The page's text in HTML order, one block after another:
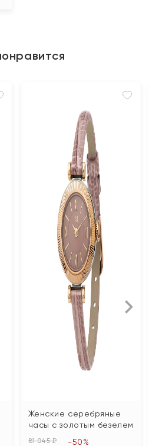
Женские серебряные
часы с золотым безелем
81 045 ₽ -50%